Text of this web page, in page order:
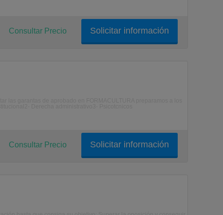
Solicitar información
Consultar Precio
Solicitar información
Consultar Precio